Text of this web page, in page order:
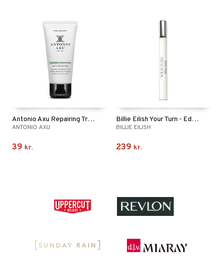
Antonio Axu Repairing Travel Conditioner
ANTONIO AXU
39 kr.
Billie Eilish Your Turn - EdP Travel Spray
BILLIE EILISH
239 kr.